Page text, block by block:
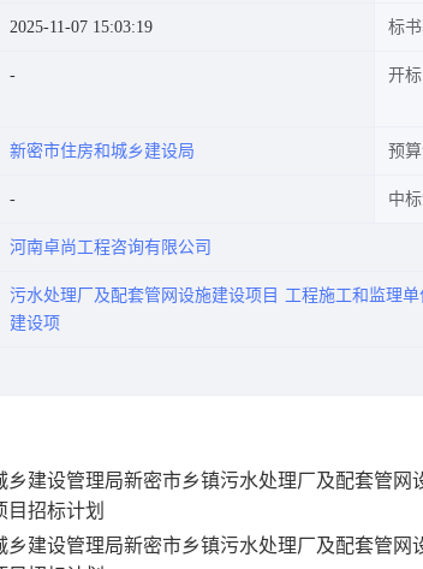
2025-11-07 15:03:19 标
开标
新密市住房和城乡建设局 预
中
河南卓尚工程咨询有限公司
污水处理厂及配套管网设施建设项目 工程施工和监理单
建设项
乡建设管理局新密市乡镇污水处理厂及配套管
目招标计划
乡建设管理局新密市乡镇污水处理厂及配套管